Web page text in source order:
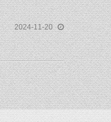
2024-11-20